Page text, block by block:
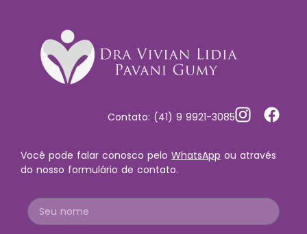
Contato: (41) 9 9921-3085
Você pode falar conosco pelo WhatsApp ou através
do nosso formulário de contato.